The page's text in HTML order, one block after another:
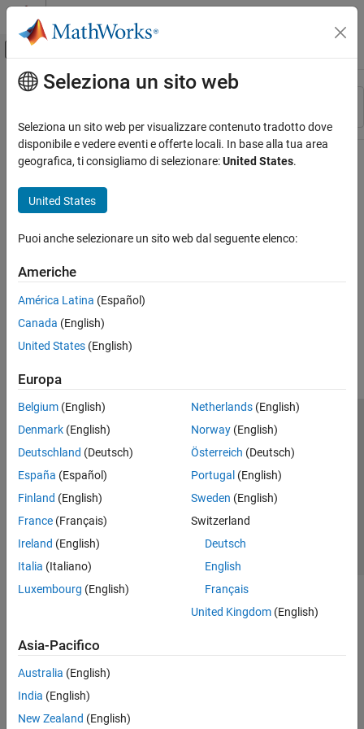
Vai al contenuto
Attiva/disattiva menu di navigazione
Risorsa
Stato
Contenuto principale
Seleziona un sito web
Seleziona un sito web per visualizzare contenuto tradotto dove
disponibile e vedere eventi e offerte locali. In base alla tua area
geografica, ti consigliamo di selezionare:United States.
United States
Puoi anche selezionare un sito web dal seguente elenco:
Americhe
América Latina (Español)
Canada (English)
United States (English)
Europa
Belgium (English)
Denmark (English)
Deutschland (Deutsch)
España (Español)
Finland (English)
France (Français)
Ireland (English)
Italia (Italiano)
Luxembourg (English)
Netherlands(English)
Norway(English)
Österreich (Deutsch)
Portugal (English)
Sweden (English)
Switzerland
Deutsch
English
Français
United Kingdom(English)
Asia-Pacifico
Australia (English)
India (English)
New Zealand (English)
Centro di fiducia
Informativa sulla privacy
Antipirateria
Stato dell'applicazione
Contatti
© 1994-2026 The MathWorks, Inc.